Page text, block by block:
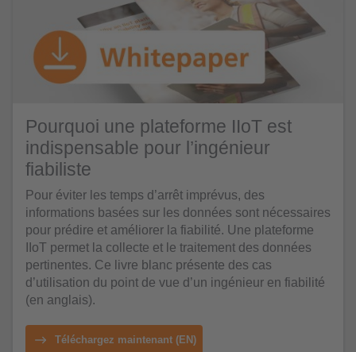
Pourquoi une plateforme IIoT est
indispensable pour l’ingénieur
fiabiliste
Pour éviter les temps d’arrêt imprévus, des
informations basées sur les données sont nécessaires
pour prédire et améliorer la fiabilité. Une plateforme
IIoT permet la collecte et le traitement des données
pertinentes. Ce livre blanc présente des cas
d’utilisation du point de vue d’un ingénieur en fiabilité
(en anglais).
Téléchargez maintenant (EN)